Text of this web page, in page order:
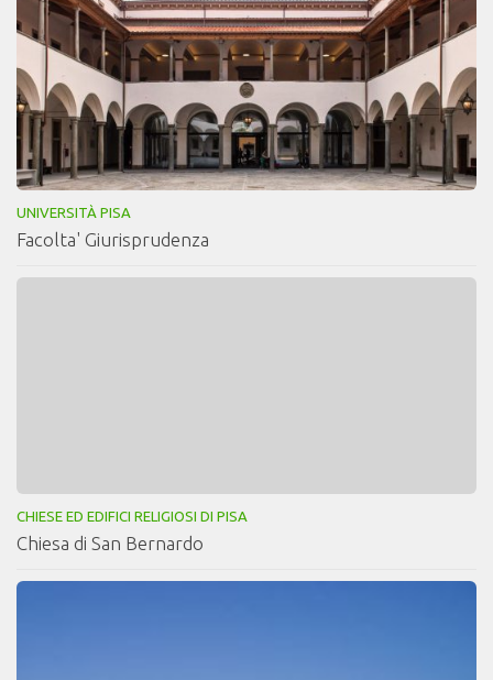
UNIVERSITÀ PISA
Facolta' Giurisprudenza
CHIESE ED EDIFICI RELIGIOSI DI PISA
Chiesa di San Bernardo